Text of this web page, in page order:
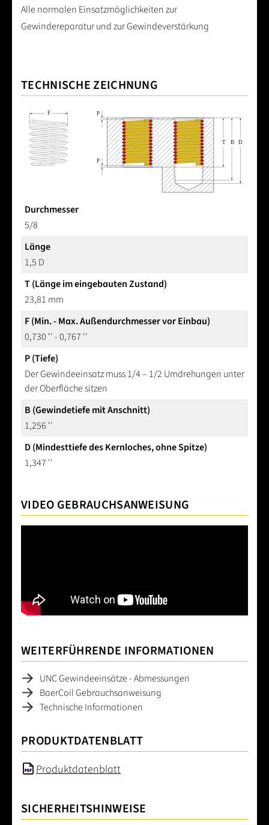
Alle normalen Einsatzmöglichkeiten zur
Gewindereparatur und zur Gewindeverstärkung
TECHNISCHE ZEICHNUNG
Durchmesser
5/8
Länge
1,5 D
T (Länge im eingebauten Zustand)
23,81 mm
F (Min. - Max. Außendurchmesser vor Einbau)
0,730 '' - 0,767 ''
P (Tiefe)
Der Gewindeeinsatz muss 1/4 – 1/2 Umdrehungen unter
der Oberfläche sitzen
B (Gewindetiefe mit Anschnitt)
1,256 ''
D (Mindesttiefe des Kernloches, ohne Spitze)
1,347 ''
VIDEO GEBRAUCHSANWEISUNG
WEITERFÜHRENDE INFORMATIONEN
UNC Gewindeeinsätze - Abmessungen
BaerCoil Gebrauchsanweisung
Technische Informationen
PRODUKTDATENBLATT
Produktdatenblatt
SICHERHEITSHINWEISE